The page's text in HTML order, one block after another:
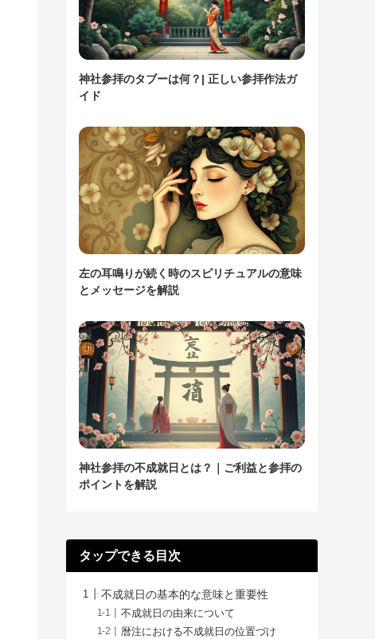
神社参拝のタブーは何？| 正しい参拝作法ガ
イド
左の耳鳴りが続く時のスピリチュアルの意味
とメッセージを解説
神社参拝の不成就日とは？｜ご利益と参拝の
ポイントを解説
タップできる目次
不成就日の基本的な意味と重要性
不成就日の由来について
暦注における不成就日の位置づけ